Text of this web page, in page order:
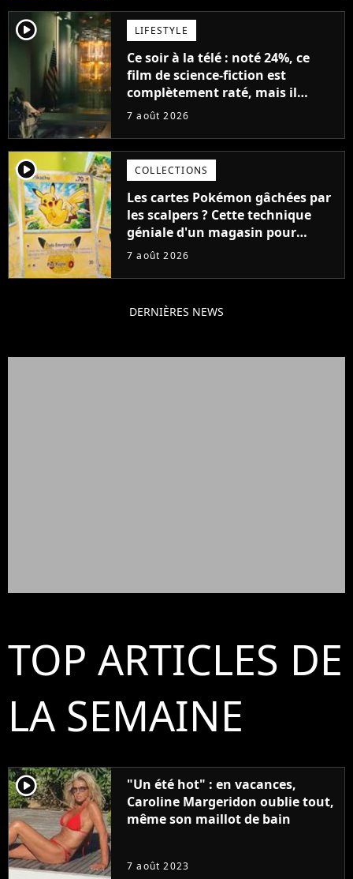
player2 LIFESTYLE
Ce soir à la télé : noté 24%, ce
film de science-fiction est
complètement raté, mais il
aurait pu être encore pire à
7 août 2026
player2 COLLECTIONS
Les cartes Pokémon gâchées par
les scalpers ? Cette technique
géniale d'un magasin pour
ruiner les revendeurs
7 août 2026
DERNIÈRES NEWS
TOP ARTICLES DE
LA SEMAINE
player2
"Un été hot" : en vacances,
Caroline Margeridon oublie tout,
même son maillot de bain
7 août 2023